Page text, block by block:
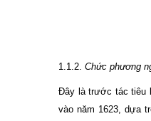
1.1.2. Chức phương
Đây là trước tác tiêu
vào năm 1623, dựa